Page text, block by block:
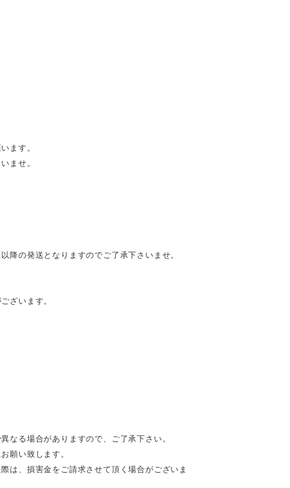
ます。
ませ。
降の発送となりますのでご了承下さいませ。
ざいます。
る場合がありますので、ご了承下さい。
願い致します。
、損害金をご請求させて頂く場合がございま